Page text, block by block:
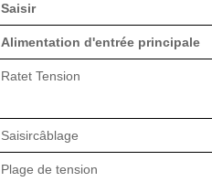
Saisir
Alimentation d'entrée principale
Ratet Tension
Saisircâblage
Plage de tension